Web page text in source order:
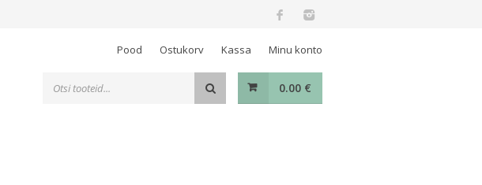
Pood Ostukorv Kassa Minu konto
0.00 €